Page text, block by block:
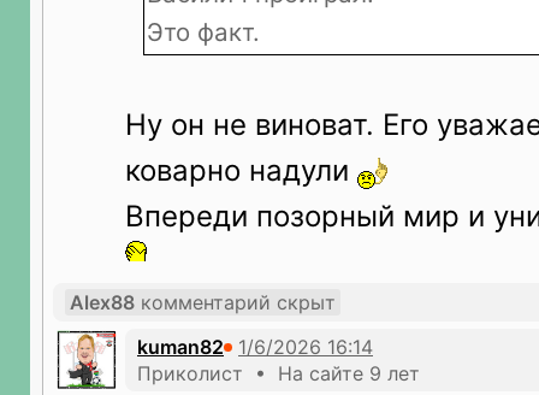
Это факт.
Ну он не виноват. Его
коварно надули
Впереди позорный мир и
Alex88 комментарий скрыт
kuman82
Приколист • На сайте 9 лет